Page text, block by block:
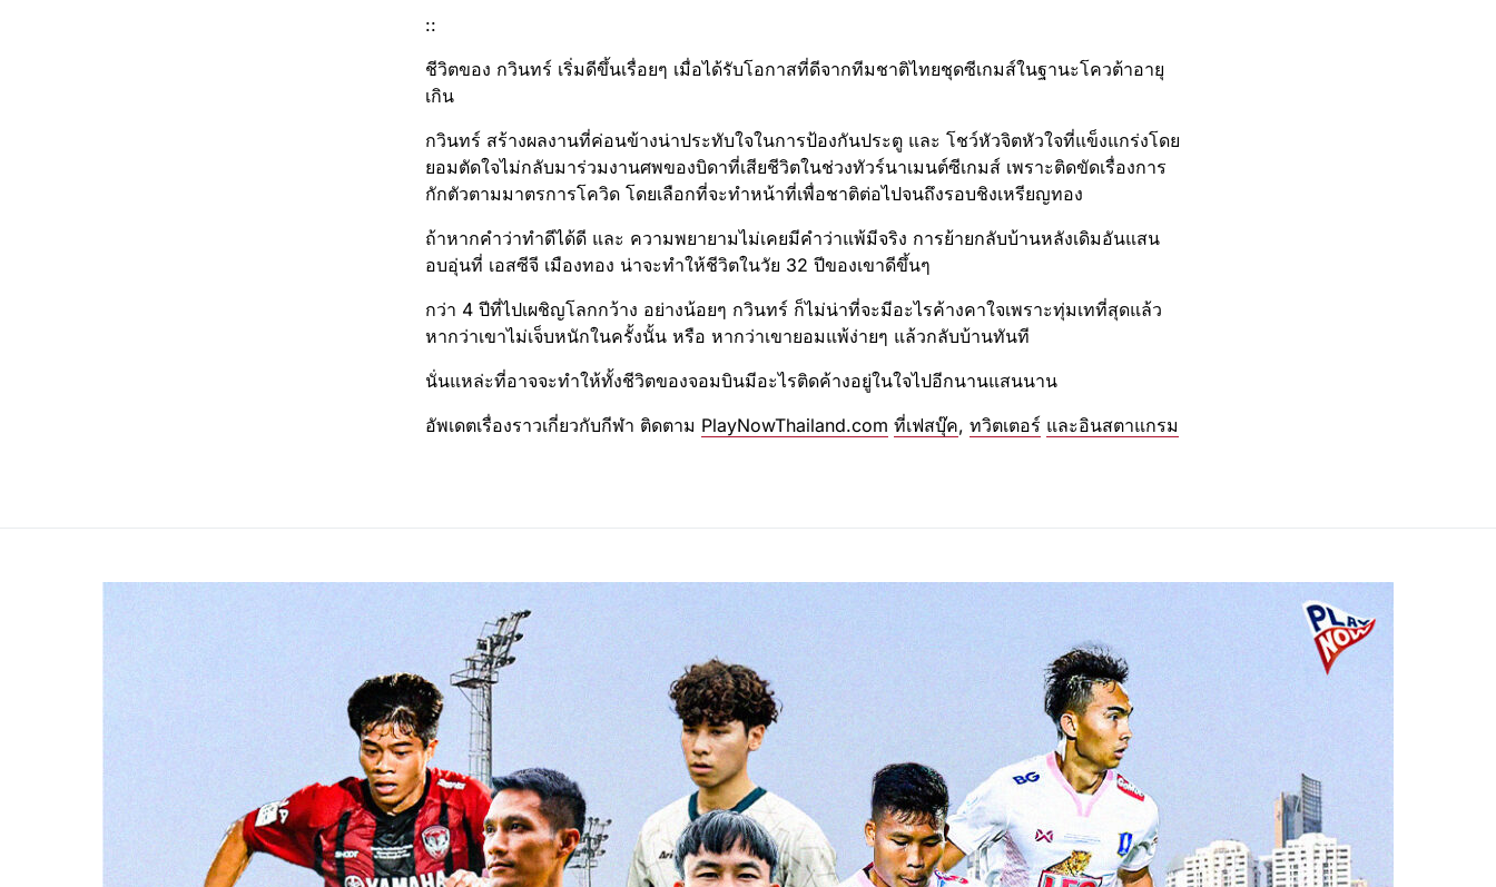
::
ชีวิตของ กวินทร์ เริ่มดีขึ้นเรื่อยๆ เมื่อได้รับโอกาสที่ดีจากทีมชาติไทยชุดซีเกมส์ในฐานะโควต้า​อายุ
เกิน
กวินทร์ สร้างผลงานที่ค่อนข้างน่าประทับใจในการป้องกัน​ประตู​ และ โชว์​หัวจิตหัวใจที่แข็งแกร่งโดย
ยอมตัดใจไม่กลับมาร่วมงานศพของบิดาที่เสียชีวิตในช่วงทัวร์นาเมนต์​ซีเกมส์​ เพราะติดขัดเรื่องการ
กักตัวตามมาตรการ​โควิด โดยเลือกที่จะทำหน้าที่เพื่อชาติต่อไปจนถึงรอบชิงเหรียญทอง
ถ้าหากคำว่าทำดีได้ดี และ ความพยายาม​ไม่เคยมีคำว่าแพ้มีจริง การย้ายกลับบ้านหลังเดิมอันแสน
อบอุ่น​ที่ เอสซีจี เมืองทอง น่าจะทำให้ชีวิตในวัย 32 ปีของเขาดีขึ้นๆ
กว่า 4 ปีที่ไปเผชิญ​โลกกว้าง อย่างน้อยๆ กวินทร์ ก็ไม่น่าที่จะมีอะไรค้างคาใจเพราะทุ่มเทที่สุดแล้ว
หากว่าเขาไม่เจ็บหนักในครั้งนั้น หรือ หากว่าเขายอมแพ้ง่ายๆ แล้วกลับบ้านทันที
นั่นแหล่ะที่อาจจะทำให้ทั้งชีวิตของจอมบินมีอะไรติดค้างอยู่ในใจไปอีกนานแสนนาน
อัพเดตเรื่องราวเกี่ยวกับกีฬา ติดตาม PlayNowThailand.com ที่เฟสบุ๊ค, ทวิตเตอร์ และอินสตาแกรม